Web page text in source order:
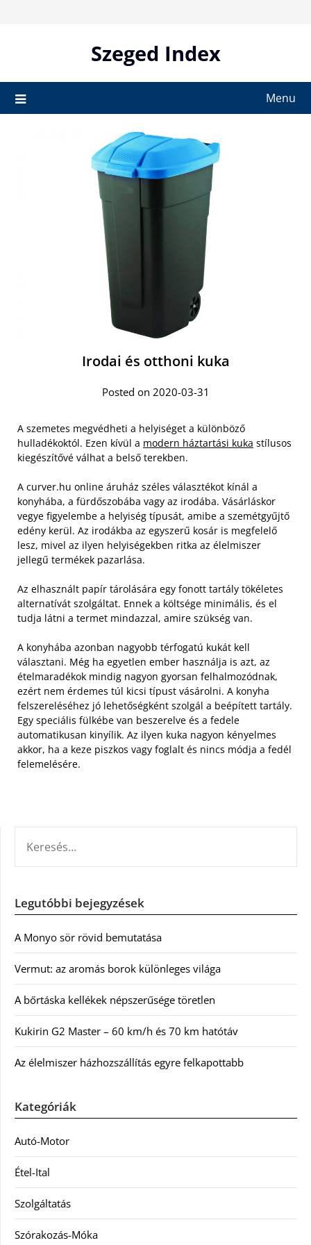
Szeged Index
Menu
Irodai és otthoni kuka
Posted on 2020-03-31
A szemetes megvédheti a helyiséget a különböző
hulladékoktól. Ezen kívül a modern háztartási kuka stílusos
kiegészítővé válhat a belső terekben.
A curver.hu online áruház széles választékot kínál a
konyhába, a fürdőszobába vagy az irodába. Vásárláskor
vegye figyelembe a helyiség típusát, amibe a szemétgyűjtő
edény kerül. Az irodákba az egyszerű kosár is megfelelő
lesz, mivel az ilyen helyiségekben ritka az élelmiszer
jellegű termékek pazarlása.
Az elhasznált papír tárolására egy fonott tartály tökéletes
alternatívát szolgáltat. Ennek a költsége minimális, és el
tudja látni a termet mindazzal, amire szükség van.
A konyhába azonban nagyobb térfogatú kukát kell
választani. Még ha egyetlen ember használja is azt, az
ételmaradékok mindig nagyon gyorsan felhalmozódnak,
ezért nem érdemes túl kicsi típust vásárolni. A konyha
felszereléséhez jó lehetőségként szolgál a beépített tartály.
Egy speciális fülkébe van beszerelve és a fedele
automatikusan kinyílik. Az ilyen kuka nagyon kényelmes
akkor, ha a keze piszkos vagy foglalt és nincs módja a fedél
felemelésére.
Legutóbbi bejegyzések
A Monyo sör rövid bemutatása
Vermut: az aromás borok különleges világa
A bőrtáska kellékek népszerűsége töretlen
Kukirin G2 Master – 60 km/h és 70 km hatótáv
Az élelmiszer házhozszállítás egyre felkapottabb
Kategóriák
Autó-Motor
Étel-Ital
Szolgáltatás
Szórakozás-Móka